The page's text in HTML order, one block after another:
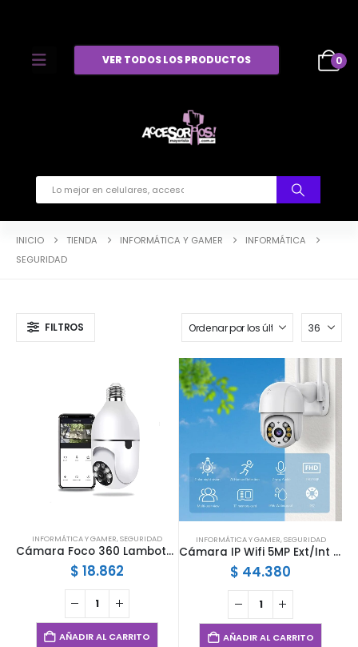
VER TODOS LOS PRODUCTOS 0
INICIO TIENDA INFORMÁTICA Y GAMER
INFORMÁTICA
SEGURIDAD
FILTROS
INFORMÁTICA Y GAMER,SEGURIDAD
Cámara Foco 360 Lambotech LT-2513 Wifi IP Visión Nocturna HD
$ 18.862
AÑADIR AL CARRITO
INFORMÁTICA Y GAMER,SEGURIDAD
Cámara IP Wifi 5MP Ext/Int App ICSEE IB-A8
$ 44.380
AÑADIR AL CARRITO